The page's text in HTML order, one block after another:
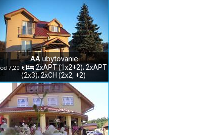
AA ubytovanie
od 7,20 €
2xAPT (1x2+2); 2xAPT
(2x3); 2xCH (2x2, +2)